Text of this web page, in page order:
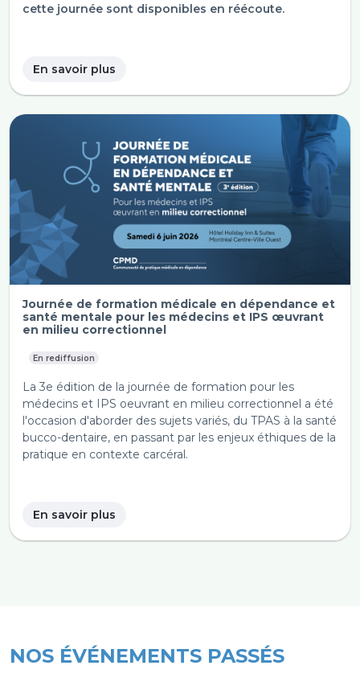
cette journée sont disponibles en réécoute.
En savoir plus
Journée de formation médicale en dépendance et
santé mentale pour les médecins et IPS œuvrant
en milieu correctionnel
En rediffusion
La 3e édition de la journée de formation pour les
médecins et IPS oeuvrant en milieu correctionnel a été
l'occasion d'aborder des sujets variés, du TPAS à la santé
bucco-dentaire, en passant par les enjeux éthiques de la
pratique en contexte carcéral.
En savoir plus
NOS ÉVÉNEMENTS PASSÉS